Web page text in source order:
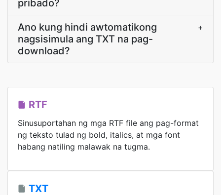
pribado?
Ano kung hindi awtomatikong
nagsisimula ang TXT na pag-
download?
+
RTF
Sinusuportahan ng mga RTF file ang pag-format
ng teksto tulad ng bold, italics, at mga font
habang natiling malawak na tugma.
TXT